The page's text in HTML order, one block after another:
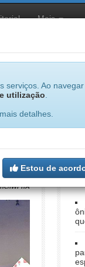
Mais
serviços. Ao navegar
utilização
detalhes.
Estou de
iWPhA